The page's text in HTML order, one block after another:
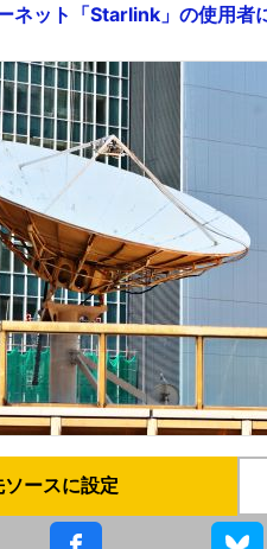
ネット「Starlink」の使用者
ースに設定